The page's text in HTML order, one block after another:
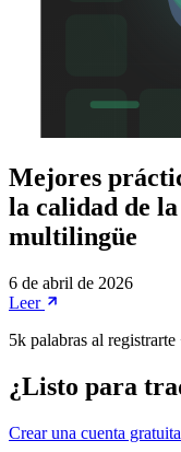
Mejores
la calidad de
multilingüe
6 de abril de 2026
Leer
5k palabras al
¿Listo para
Crear una cuenta